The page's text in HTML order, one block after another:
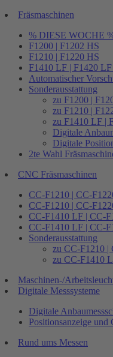
Fräsmaschinen
% DIESE WOCHE
F1200 | F1202 HS
F1210 | F1220 HS
F1410 LF | F1420
Automatischer
Sonderausstattung
zu F1200 |
zu F1210 |
zu F1410 LF |
Digitale
Digitale
2te Wahl
CNC Fräsmaschinen
CC-F1210 | CC-
CC-F1210 | CC-
CC-F1410 LF | CC-
CC-F1410 LF | CC-
Sonderausstattung
zu CC-F1210 |
zu CC-F1410
Maschinen-/
Digitale Messsysteme
Digitale
Positionsanzeige und
Rund ums Messen